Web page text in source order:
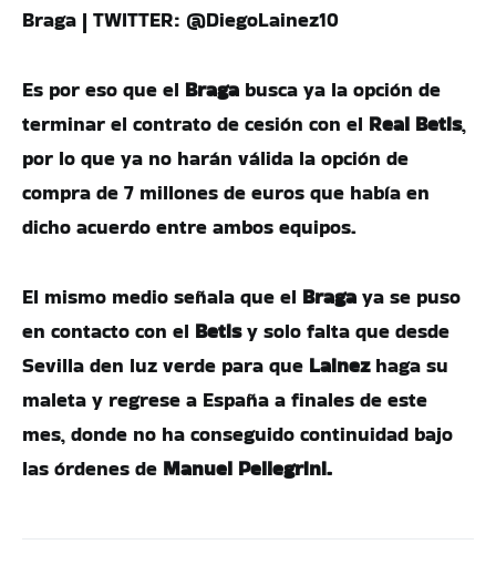
Braga | TWITTER: @DiegoLainez10
Es por eso que el Braga busca ya la opción de
terminar el contrato de cesión con el Real Betis,
por lo que ya no harán válida la opción de
compra de 7 millones de euros que había en
dicho acuerdo entre ambos equipos.
El mismo medio señala que el Braga ya se puso
en contacto con el Betisy solo falta que desde
Sevilla den luz verde para que Lainezhaga su
maleta y regrese a España a finales de este
mes, donde no ha conseguido continuidad bajo
las órdenes de Manuel Pellegrini.